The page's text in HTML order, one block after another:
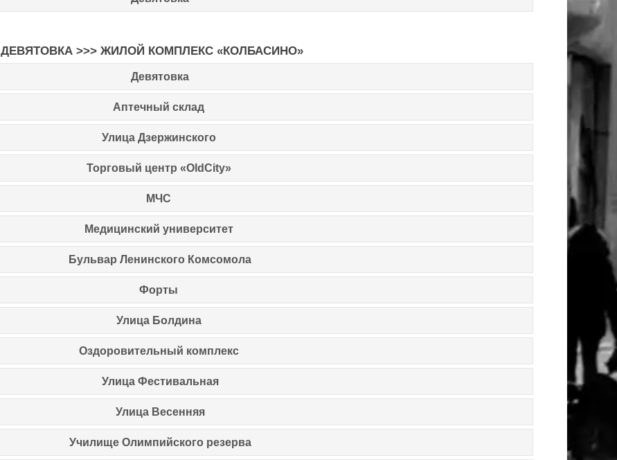
ДЕВЯТОВКА >>> ЖИЛОЙ КОМПЛЕКС «КОЛБАСИНО»
Девятовка
Аптечный склад
Улица Дзержинского
Торговый центр «OldCity»
МЧС
Медицинский университет
Бульвар Ленинского Комсомола
Форты
Улица Болдина
Оздоровительный комплекс
Улица Фестивальная
Улица Весенняя
Училище Олимпийского резерва